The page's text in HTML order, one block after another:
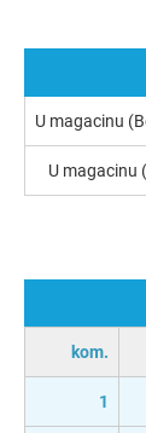
kom.
1
U magacinu
U magacinu